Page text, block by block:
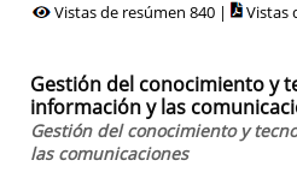
Vistas de resúmen 840 | Vistas
Gestión del conocimiento y
información y las
Gestión del conocimiento y
las comunicaciones